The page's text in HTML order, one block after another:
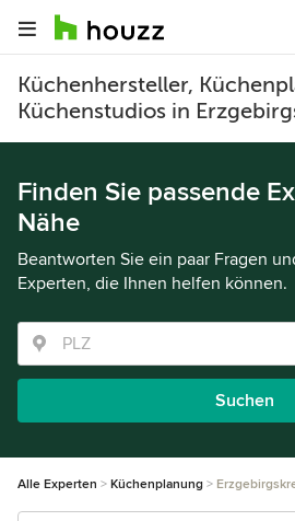
Küchenhersteller,
Küchenstudios in
Finden Sie passende
Nähe
Beantworten Sie ein paar Fragen
Experten, die Ihnen helfen können.
Suchen
Alle Experten Küchenplanung